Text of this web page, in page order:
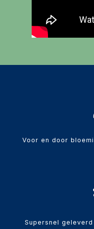
Voor en door
Supersnel